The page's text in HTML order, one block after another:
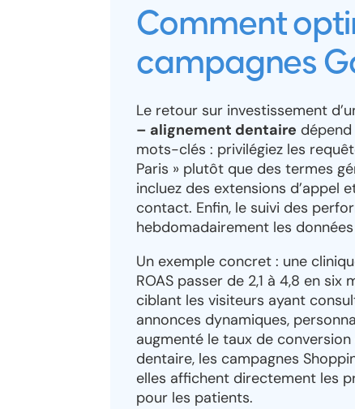
Comment
campagnes
Le retour sur investissement
– alignement dentaire
mots-clés : privilégiez les
Paris » plutôt que des termes
incluez des extensions d’appel
contact. Enfin, le suivi des
hebdomadairement les
Un exemple concret : une
ROAS passer de 2,1 à 4,8 en
ciblant les visiteurs ayant
annonces dynamiques,
augmenté le taux de conversion
dentaire, les campagnes
elles affichent directement les
pour les patients.